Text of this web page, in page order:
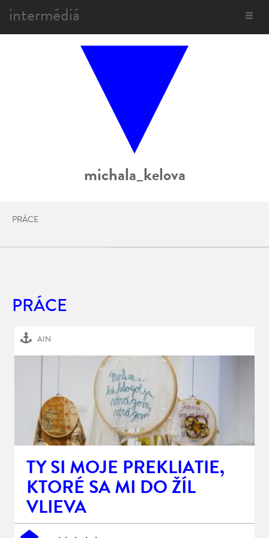
Toggle
intermédiá
michala_kelova
PRÁCE
PRÁCE
AIN
TY SI MOJE PREKLIATIE,
KTORÉ SA MI DO ŽÍL
VLIEVA